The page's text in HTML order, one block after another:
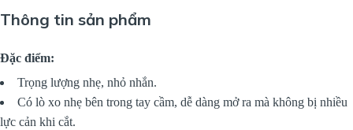
Thông tin sản phẩm
Đặc điểm:
Trọng lượng nhẹ, nhỏ nhắn.
Có lò xo nhẹ bên trong tay cầm, dễ dàng mở ra mà không bị nhiều
lực cản khi cắt.